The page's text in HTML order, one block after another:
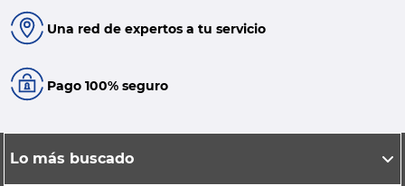
Una red de expertos a tu servicio
Pago 100% seguro
Lo más buscado